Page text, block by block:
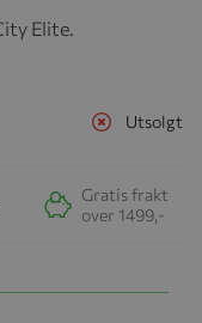
Elite.
Utsolgt
Gratis frakt
over 1499,-